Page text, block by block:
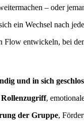
– oder
ein Wechsel nach
Flow entwickeln, bei
und in sich
Rollenzugriff,
der Gruppe,